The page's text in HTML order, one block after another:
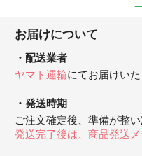
お届けについて
配送業者
ヤマト運輸にてお届けいた
発送時期
ご注文確定後、準備が整
発送完了後は、商品発送